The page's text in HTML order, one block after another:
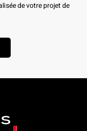
de votre projet de